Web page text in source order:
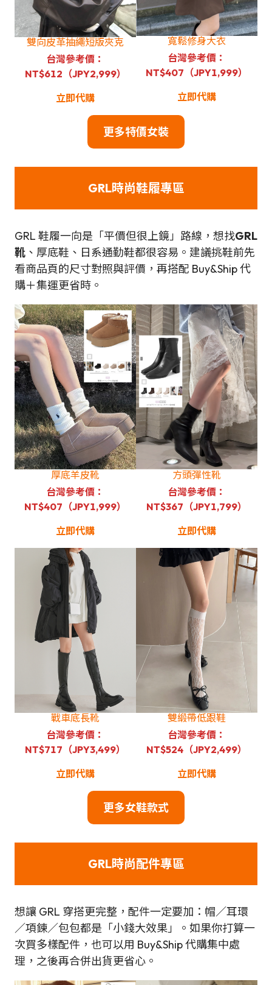
雙向皮革抽繩短版夾克
台灣參考價：
NT$612（JPY2,999）
立即代購
寬鬆修身大衣
台灣參考價：
NT$407（JPY1,999）
立即代購
更多特價女裝
GRL時尚鞋履專區
GRL 鞋履一向是「平價但很上鏡」路線，想找GRL
靴 、厚底鞋、日系通勤鞋都很容易。建議挑鞋前先
看商品頁的尺寸對照與評價，再搭配 Buy&Ship 代
購＋集運更省時。
厚底羊皮靴
台灣參考價：
NT$407（JPY1,999）
立即代購
方頭彈性靴
台灣參考價：
NT$367（JPY1,799）
立即代購
戰車底長靴
台灣參考價：
NT$717（JPY3,499）
立即代購
雙緞帶低跟鞋
台灣參考價：
NT$524（JPY2,499）
立即代購
更多女鞋款式
GRL時尚配件專區
想讓 GRL 穿搭更完整，配件一定要加：帽／耳環
／項鍊／包包都是「小錢大效果」。如果你打算一
次買多樣配件，也可以用 Buy&Ship 代購集中處
理，之後再合併出貨更省心。